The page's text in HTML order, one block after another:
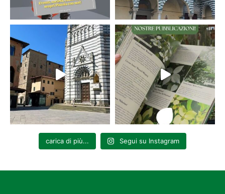
carica di più... Segui su Instagram